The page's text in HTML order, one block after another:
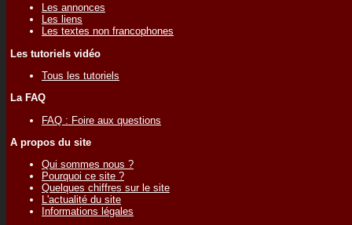
Les annonces
Les liens
Les textes non francophones
Les tutoriels vidéo
Tous les tutoriels
La FAQ
FAQ : Foire aux questions
A propos du site
Qui sommes nous ?
Pourquoi ce site ?
Quelques chiffres sur le site
L'actualité du site
Informations légales